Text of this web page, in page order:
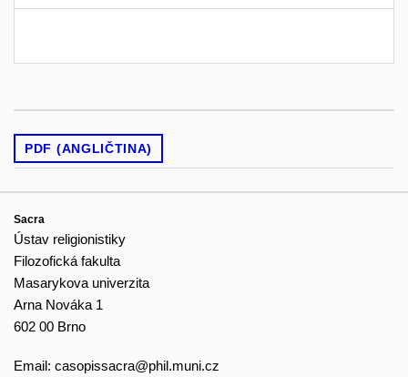
PDF (ANGLIČTINA)
Sacra
Ústav religionistiky
Filozofická fakulta
Masarykova univerzita
Arna Nováka 1
602 00 Brno
Email: casopissacra@phil.muni.cz